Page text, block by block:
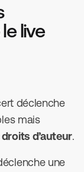
live
déclenche
mais
droits d’auteur.
une